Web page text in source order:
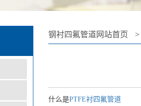
钢衬四氟管道网站首页 >
什么是PTFE衬四氟管道